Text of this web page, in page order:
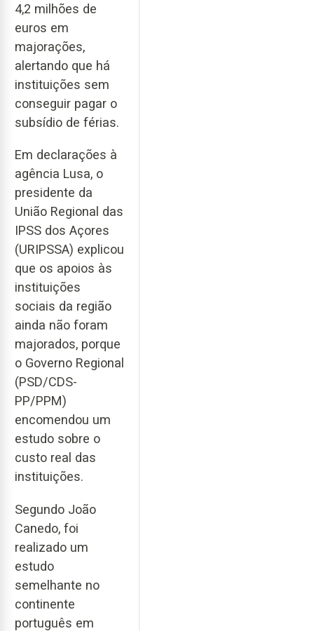
4,2 milhões de
euros em
majorações,
alertando que há
instituições sem
conseguir pagar o
subsídio de férias.
Em declarações à
agência Lusa, o
presidente da
União Regional das
IPSS dos Açores
(URIPSSA) explicou
que os apoios às
instituições
sociais da região
ainda não foram
majorados, porque
o Governo Regional
(PSD/CDS-
PP/PPM)
encomendou um
estudo sobre o
custo real das
instituições.
Segundo João
Canedo, foi
realizado um
estudo
semelhante no
continente
português em